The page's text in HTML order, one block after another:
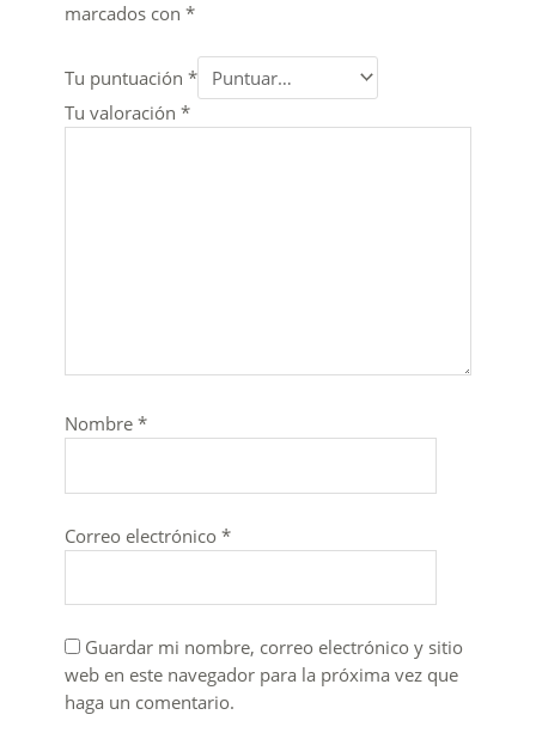
marcados con *
Tu puntuación *
Tu valoración *
Nombre *
Correo electrónico *
Guardar mi nombre, correo electrónico y sitio
web en este navegador para la próxima vez que
haga un comentario.